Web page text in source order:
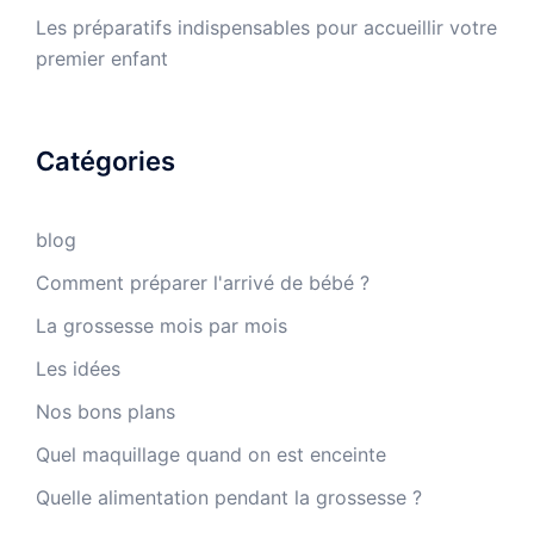
Les préparatifs indispensables pour accueillir votre
premier enfant
Catégories
blog
Comment préparer l'arrivé de bébé ?
La grossesse mois par mois
Les idées
Nos bons plans
Quel maquillage quand on est enceinte
Quelle alimentation pendant la grossesse ?